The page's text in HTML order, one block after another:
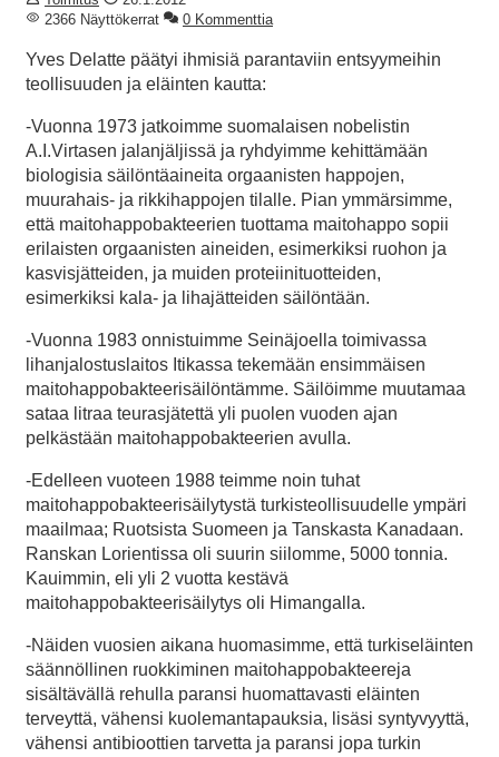
2366 Näyttökerrat
0 Kommenttia
Yves Delatte päätyi ihmisiä parantaviin entsyymeihin
teollisuuden ja eläinten kautta:
-Vuonna 1973 jatkoimme suomalaisen nobelistin
A.I.Virtasen jalanjäljissä ja ryhdyimme kehittämään
biologisia säilöntäaineita orgaanisten happojen,
muurahais- ja rikkihappojen tilalle. Pian ymmärsimme,
että maitohappobakteerien tuottama maitohappo sopii
erilaisten orgaanisten aineiden, esimerkiksi ruohon ja
kasvisjätteiden, ja muiden proteiinituotteiden,
esimerkiksi kala- ja lihajätteiden säilöntään.
-Vuonna 1983 onnistuimme Seinäjoella toimivassa
lihanjalostuslaitos Itikassa tekemään ensimmäisen
maitohappobakteerisäilöntämme. Säilöimme muutamaa
sataa litraa teurasjätettä yli puolen vuoden ajan
pelkästään maitohappobakteerien avulla.
-Edelleen vuoteen 1988 teimme noin tuhat
maitohappobakteerisäilytystä turkisteollisuudelle ympäri
maailmaa; Ruotsista Suomeen ja Tanskasta Kanadaan.
Ranskan Lorientissa oli suurin siilomme, 5000 tonnia.
Kauimmin, eli yli 2 vuotta kestävä
maitohappobakteerisäilytys oli Himangalla.
-Näiden vuosien aikana huomasimme, että turkiseläinten
säännöllinen ruokkiminen maitohappobakteereja
sisältävällä rehulla paransi huomattavasti eläinten
terveyttä, vähensi kuolemantapauksia, lisäsi syntyvyyttä,
vähensi antibioottien tarvetta ja paransi jopa turkin